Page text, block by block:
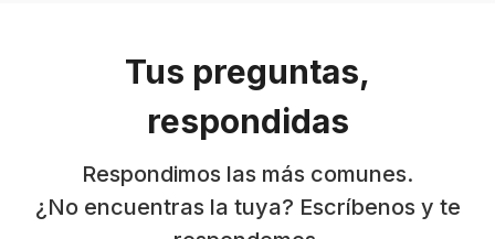
Tus preguntas,
respondidas
Respondimos las más comunes.
¿No encuentras la tuya? Escríbenos y te